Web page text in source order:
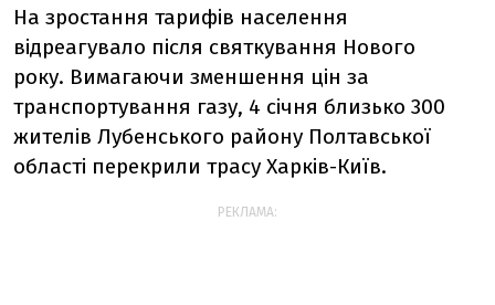
На зростання тарифів населення
відреагувало після святкування Нового
року. Вимагаючи зменшення цін за
транспортування газу, 4 січня близько 300
жителів Лубенського району Полтавської
області перекрили трасу Харків-Київ.
РЕКЛАМА: